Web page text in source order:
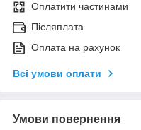
Оплатити частинами
Післяплата
Оплата на рахунок
Всі умови оплати
Умови повернення